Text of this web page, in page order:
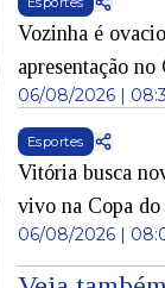
Vozinha é
apresentação
06/08/2026 |
Esportes
Vitória busca
vivo na Copa
06/08/2026 |